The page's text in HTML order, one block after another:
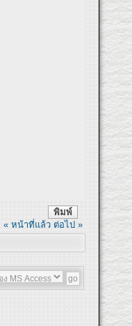
พิมพ์
« หน้าที่แล้ว ต่อไป »